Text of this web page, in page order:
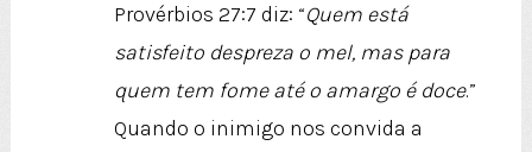
Provérbios 27:7 diz: “Quem está
satisfeito despreza o mel, mas para
quem tem fome até o amargo é doce.”
Quando o inimigo nos convida a